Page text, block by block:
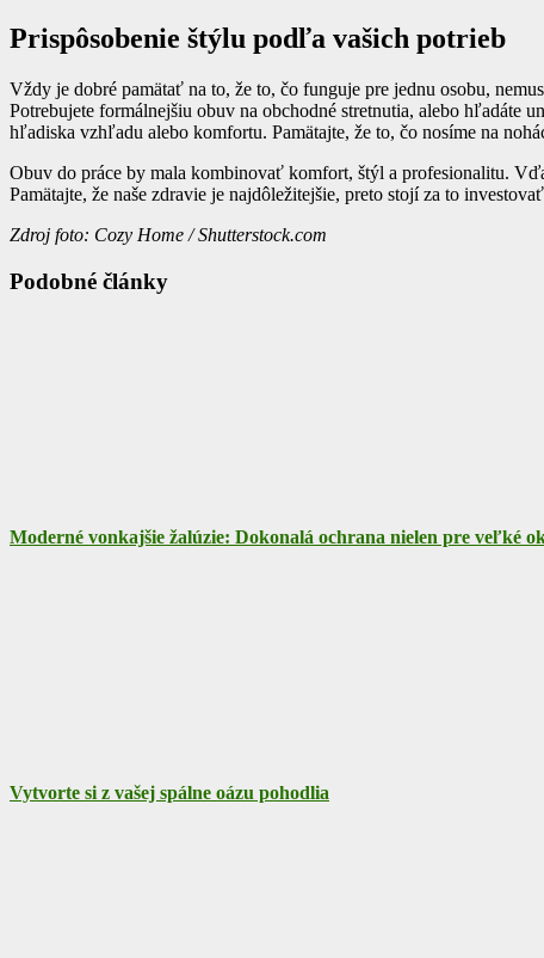
Prispôsobenie štýlu podľa vašich potrieb
Vždy je dobré pamätať na to, že to, čo funguje pre jednu osobu,
Potrebujete formálnejšiu obuv na obchodné stretnutia, alebo hľadáte
hľadiska vzhľadu alebo komfortu. Pamätajte, že to, čo nosíme na
Obuv do práce by mala kombinovať komfort, štýl a profesionalitu.
Pamätajte, že naše zdravie je najdôležitejšie, preto stojí za to
Zdroj foto: Cozy Home / Shutterstock.com
Podobné články
Moderné vonkajšie žalúzie: Dokonalá ochrana nielen pre veľké
Vytvorte si z vašej spálne oázu pohodlia